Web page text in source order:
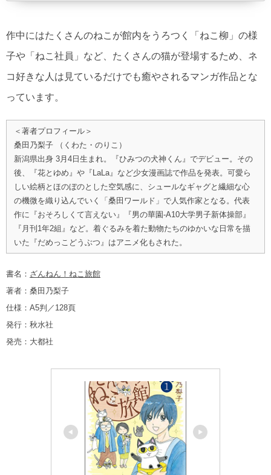
作中にはたくさんのねこが館内をうろつく「ねこ柳」の様
子や「ねこ社員」など、たくさんの猫が登場するため、ネ
コ好きな人は見ているだけでも癒やされるマンガ作品とな
っています。
＜著者プロフィール＞
桑田乃梨子 （くわた・のりこ）
新潟県出身 3月4日生まれ。『ひみつの犬神くん』でデビュー。その
後、『花とゆめ』や『LaLa』など少女漫画誌で作品を発表。可愛ら
しい絵柄とほのぼのとした空気感に、シュールなギャグと繊細な心
の機微を織り込んでいく「桑田ワールド」で人気作家となる。代表
作に『おそろしくて言えない』『男の華園-A10大学男子新体操部』
『月刊1年2組』など。着ぐるみを着た動物たちのゆかいな日常を描
いた『だめっこどうぶつ』はアニメ化もされた。
書名： ざんねん！ねこ旅館
著者：桑田乃梨子
仕様：A5判／128頁
発行：秋水社
発売：大都社